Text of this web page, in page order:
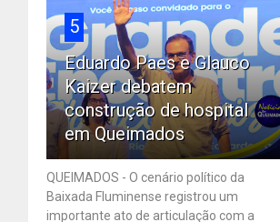
5
Eduardo Paes e Glauco
Kaizer debatem
construção de hospital
em Queimados
QUEIMADOS - O cenário político da
Baixada Fluminense registrou um
importante ato de articulação com a